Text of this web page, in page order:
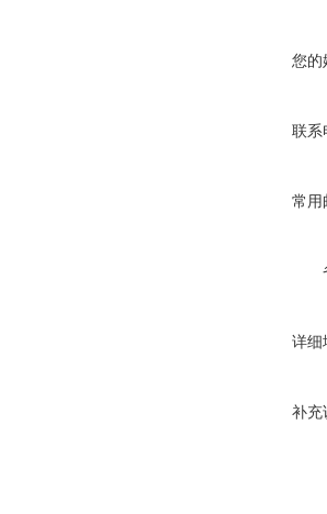
您的
联系
常用
详细
补充